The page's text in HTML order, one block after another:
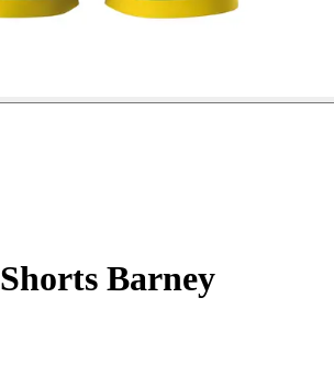
Shorts Barney